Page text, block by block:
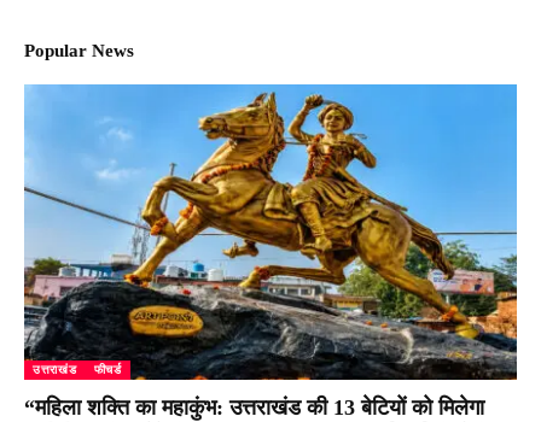
Popular News
उत्तराखंड फीचर्ड
“महिला शक्ति का महाकुंभ: उत्तराखंड की 13 बेटियों को मिलेगा